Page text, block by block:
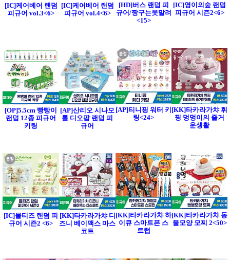
[IC]케어베어 랜덤
피규어 vol.3<6>
[IC]케어베어 랜덤
피규어 vol.4<6>
[HD]버스 랜덤 피
규어/짱구는못말려
<15>
[IC]영이의숲 랜덤
피규어 시즌2<6>
[OP]5.5cm 빵빵이
랜덤 12종 피규어
키링
[AP]산리오 시나모
롤 디오팝 랜덤 피
규어
[AP]티니핑 워터 키
링<24>
[KK]타카라가챠 휘
핑 멍멍이의 즐거
운생활
[IC]몰티즈 랜덤 피
규어 시즌2 <6>
[KK]타카라가챠 디
즈니 베이맥스 마스
코트
[KK]타카라가챠 하
이큐 스마트폰 스
트랩
[KK]타카라가챠 동
물모양 모찌 2<50>